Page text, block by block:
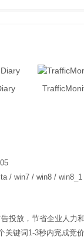
/ win7 / win8 / win8_1
投放，节省企业人力
键词1-3秒内完成竞